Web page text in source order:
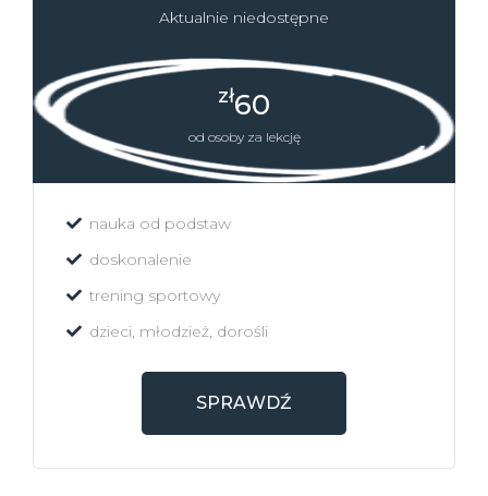
Aktualnie niedostępne
zł60
od osoby za lekcję
nauka od podstaw
doskonalenie
trening sportowy
dzieci, młodzież, dorośli
SPRAWDŹ